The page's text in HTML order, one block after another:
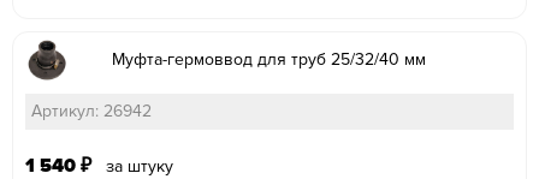
Муфта-гермоввод для труб 25/32/40 мм
Артикул: 26942
1 540 ₽ за штуку